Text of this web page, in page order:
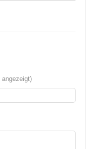
angezeigt)